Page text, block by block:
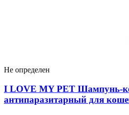
Не определен
I LOVЕ MY PET Шампунь-
антипаразитарный для